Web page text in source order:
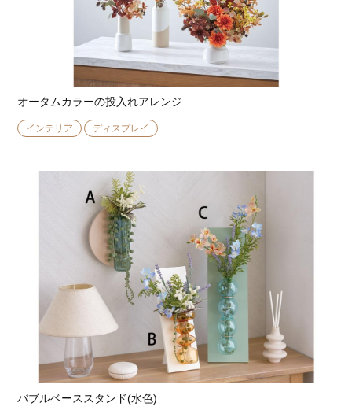
オータムカラーの投入れアレンジ
インテリア ディスプレイ
バブルベーススタンド(水色)